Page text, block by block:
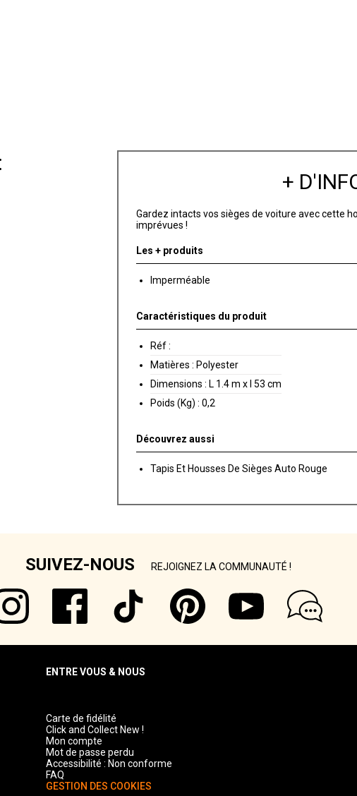
+
Gardez intacts vos sièges de voiture avec cette
imprévues !
Les + produits
Imperméable
Caractéristiques du produit
Réf :
Matières : Polyester
Dimensions : L 1.4 m x l 53 cm
Poids (Kg) : 0,2
Découvrez aussi
Tapis Et Housses De Sièges Auto Rouge
SUIVEZ-NOUS REJOIGNEZ LA COMMUNAUTÉ !
ENTRE VOUS & NOUS
Carte de fidélité
Click and Collect New !
Mon compte
Mot de passe perdu
Accessibilité : Non conforme
FAQ
GESTION DES COOKIES